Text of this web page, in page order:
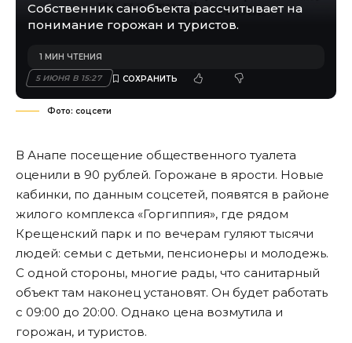
Собственник санобъекта рассчитывает на
понимание горожан и туристов.
5 ИЮНЯ В 15:27
1 МИН ЧТЕНИЯ
Фото: соцсети
В Анапе посещение общественного туалета
оценили в 90 рублей. Горожане в ярости. Новые
кабинки, по данным соцсетей, появятся в районе
жилого комплекса «Горгиппия», где рядом
Крещенский парк и по вечерам гуляют тысячи
людей: семьи с детьми, пенсионеры и молодежь.
С одной стороны, многие рады, что санитарный
объект там наконец установят. Он будет работать
с 09:00 до 20:00. Однако цена возмутила и
горожан, и туристов.